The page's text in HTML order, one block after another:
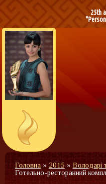
25th
Головна»2015»Володарі
Готельно-ресторанний